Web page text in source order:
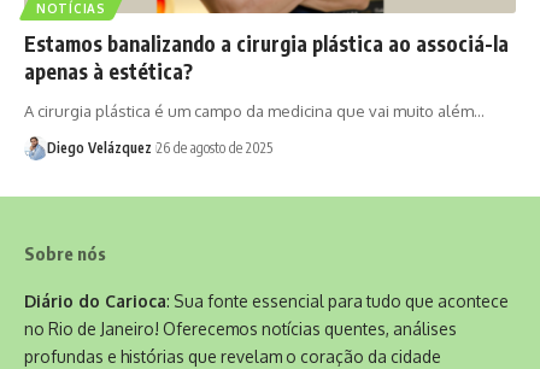
NOTÍCIAS
Estamos banalizando a cirurgia plástica ao associá-la
apenas à estética?
A cirurgia plástica é um campo da medicina que vai muito além…
Diego Velázquez 26 de agosto de 2025
Sobre nós
Diário do Carioca: Sua fonte essencial para tudo que acontece
no Rio de Janeiro! Oferecemos notícias quentes, análises
profundas e histórias que revelam o coração da cidade